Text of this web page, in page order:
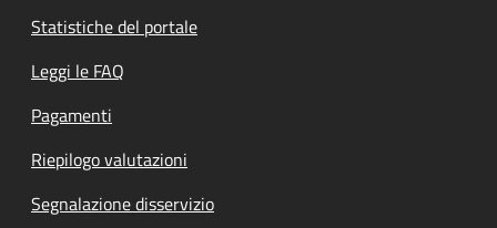
Statistiche del portale
Leggi le FAQ
Pagamenti
Riepilogo valutazioni
Segnalazione disservizio